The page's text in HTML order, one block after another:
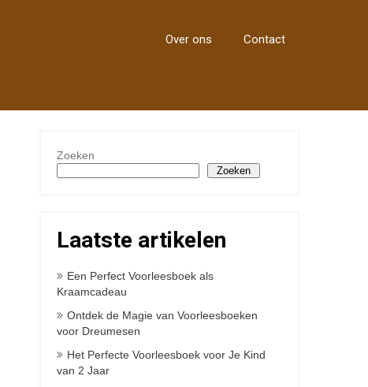
Over ons Contact
Zoeken
Zoeken
Laatste artikelen
Een Perfect Voorleesboek als
Kraamcadeau
Ontdek de Magie van Voorleesboeken
voor Dreumesen
Het Perfecte Voorleesboek voor Je Kind
van 2 Jaar